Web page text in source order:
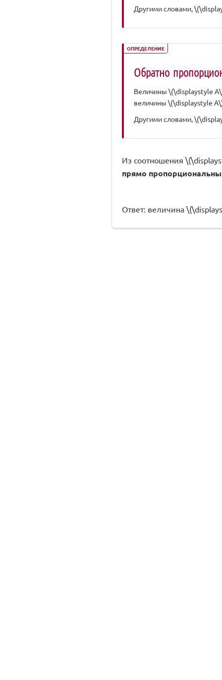
Другими словами,
ОПРЕДЕЛЕНИЕ
Обратно
Величины \(\displaystyle
величины \(\displaystyle
Другими словами,
Из соотношения
прямо пропорциональны
Ответ: величина